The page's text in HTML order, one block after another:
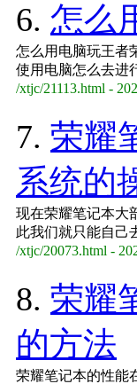
6. 怎么
怎么用电脑玩王者
使用电脑怎么去进
/xtjc/21113.html -
7. 荣耀
系统的
现在荣耀笔记本大
此我们就只能自己
/xtjc/20073.html -
8. 荣耀
的方法
荣耀笔记本的性能